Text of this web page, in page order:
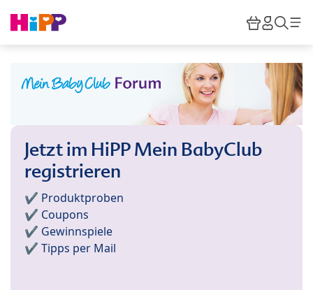
HiPP
Jetzt im HiPP Mein BabyClub
registrieren
✔️ Produktproben
✔️ Coupons
✔️ Gewinnspiele
✔️ Tipps per Mail